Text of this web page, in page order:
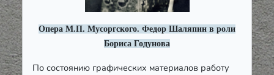
Опера М.П. Мусоргского. Федор Шаляпин в роли
Бориса Годунова
По состоянию графических материалов работу